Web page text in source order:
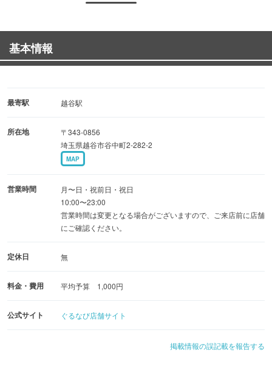
基本情報
最寄駅 越谷駅
所在地
〒343-0856
埼玉県越谷市谷中町2-282-2
MAP
営業時間
月〜日・祝前日・祝日
10:00〜23:00
営業時間は変更となる場合がございますので、ご来店前に店舗
にご確認ください。
定休日 無
料金・費用 平均予算 1,000円
公式サイト ぐるなび店舗サイト
掲載情報の誤記載を報告する